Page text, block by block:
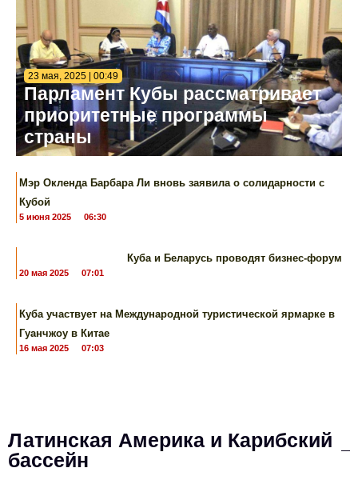
23 мая, 2025 | 00:49
Парламент Кубы рассматривает
приоритетные программы
страны
Мэр Окленда Барбара Ли вновь заявила о солидарности с
Кубой
5 июня 2025 06:30
Куба и Беларусь проводят бизнес-форум
20 мая 2025 07:01
Куба участвует ​​на Международной туристической ярмарке в
Гуанчжоу в Китае
16 мая 2025 07:03
Латинская Америка и Карибский
бассейн